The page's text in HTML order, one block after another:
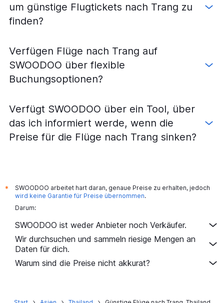
um günstige Flugtickets nach Trang zu
finden?
Verfügen Flüge nach Trang auf
SWOODOO über flexible
Buchungsoptionen?
Verfügt SWOODOO über ein Tool, über
das ich informiert werde, wenn die
Preise für die Flüge nach Trang sinken?
*
SWOODOO arbeitet hart daran, genaue Preise zu erhalten, jedoch
wird keine Garantie für Preise übernommen.
Darum:
SWOODOO ist weder Anbieter noch Verkäufer.
Wir durchsuchen und sammeln riesige Mengen an
Daten für dich.
Warum sind die Preise nicht akkurat?